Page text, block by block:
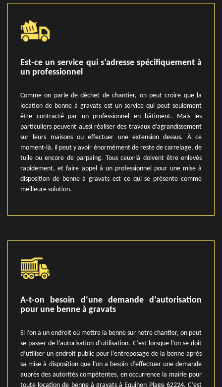
Est-ce un service qui s’adresse spécifiquement à
un professionnel
Comme on parle de déchet de chantier, on peut croire que la
location de benne à gravats est un service qui peut seulement
être contracté par un professionnel en bâtiment. Mais les
particuliers peuvent aussi réaliser des travaux d’agrandissement
sur leurs maisons ou effectuer une extension dessus. À ce
moment-là, il peut y avoir énormément de reste de carrelage, de
tuile ou encore de parpaing. Tous ceux-là doivent être enlevés
rapidement, et faire appel à un professionnel pour une mise à
disposition de benne à gravats est ce qui se présente comme
meilleure solution.
A-t-on besoin d’une demande d’autorisation
pour une benne à gravats
Si l’on a un endroit où mettre la benne sur notre chantier, on peut
se passer de l’autorisation d’utilisation. C’est lorsque l’on se doit
d’utiliser un endroit public pour l’entreposage de la benne après
sa mise à disposition que l’on a besoin d’effectuer une demande
auprès des autorités compétentes, en occurrence la mairie pour
toute location de benne à gravats à Equihen Plage 62224. C’est